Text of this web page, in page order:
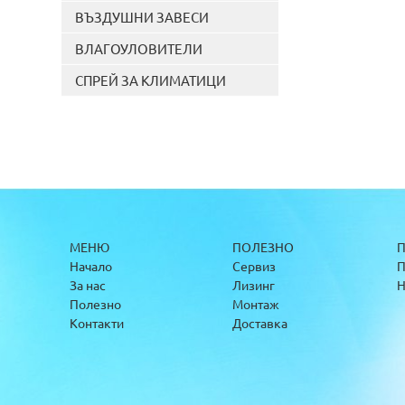
ВЪЗДУШНИ ЗАВЕСИ
ВЛАГОУЛОВИТЕЛИ
СПРЕЙ ЗА КЛИМАТИЦИ
МЕНЮ
Начало
За нас
Полезно
Контакти
ПОЛЕЗНО
Сервиз
Лизинг
Монтаж
Доставка